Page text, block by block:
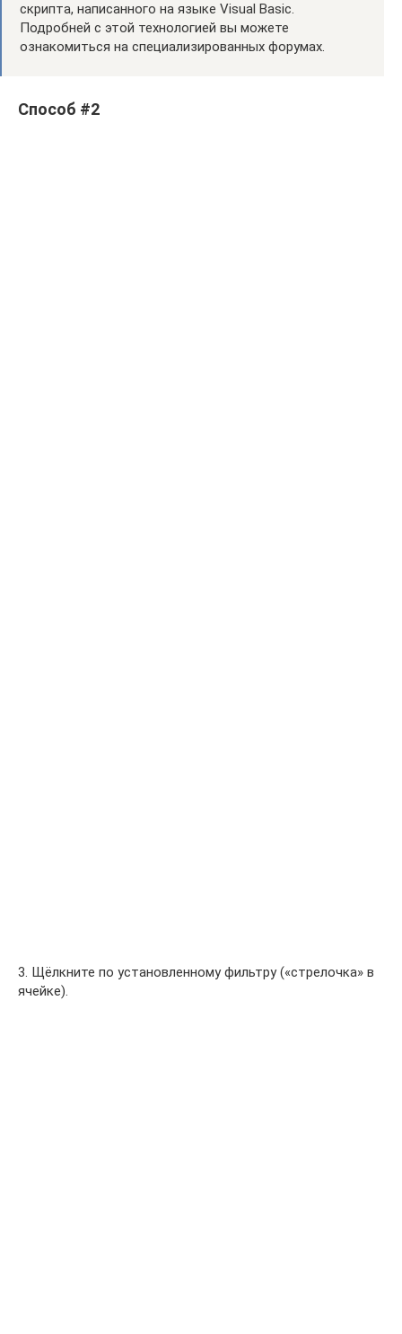
скрипта, написанного на языке Visual Basic.
Подробней с этой технологией вы можете
ознакомиться на специализированных форумах.
Способ #2
3. Щёлкните по установленному фильтру («стрелочка» в
ячейке).